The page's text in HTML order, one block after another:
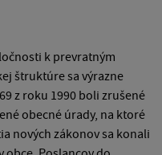
k prevratným
štruktúre sa výrazne
z roku 1990 boli zrušené
obecné úrady, na ktoré
nových zákonov sa konali